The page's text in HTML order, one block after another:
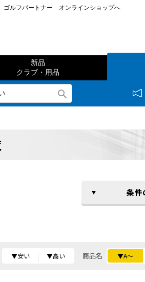
ゴルフパートナー オンラインショップへ
新品
クラブ・用品
▼安い ▼高い 商品名 ▼A～